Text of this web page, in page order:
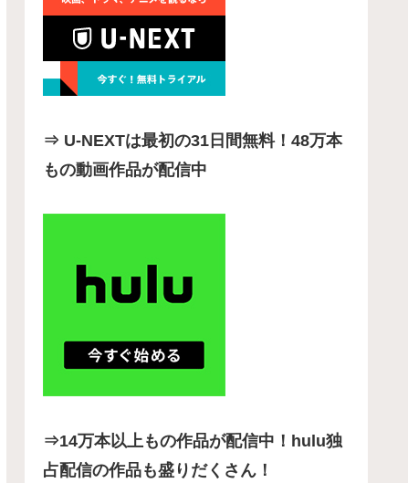
⇒ U-NEXTは最初の31日間無料！48万本
もの動画作品が配信中
⇒14万本以上もの作品が配信中！hulu独
占配信の作品も盛りだくさん！